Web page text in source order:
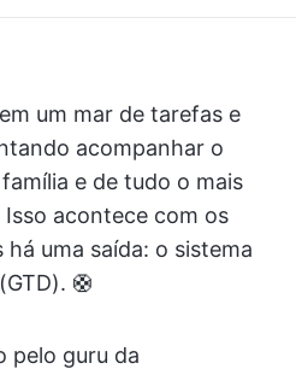
um mar de tarefas e
acompanhar o
e de tudo o mais
Isso acontece com os
uma saída: o sistema
🛟
pelo guru da